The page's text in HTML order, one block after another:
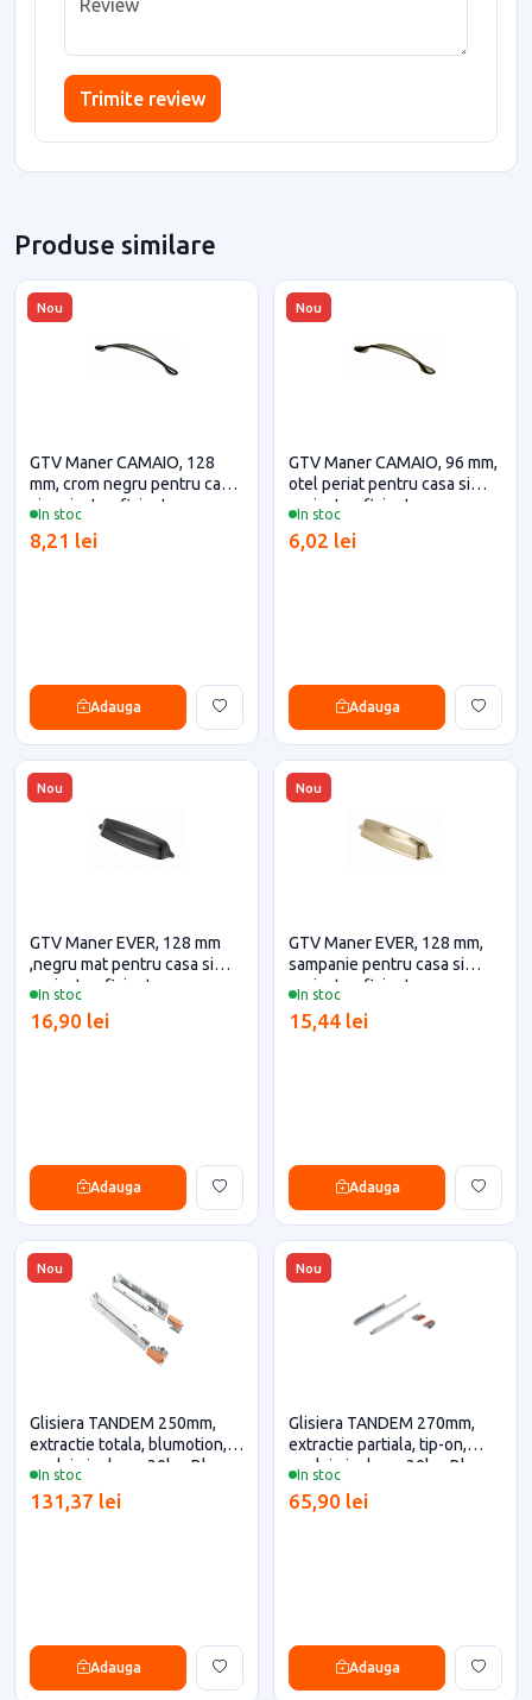
Trimite review
Produse similare
Nou
In stoc
GTV Maner CAMAIO, 128
mm, crom negru pentru casa
si proiecte eficiente
8,21 lei
Adauga
Nou
In stoc
GTV Maner CAMAIO, 96 mm,
otel periat pentru casa si
proiecte eficiente
6,02 lei
Adauga
Nou
In stoc
GTV Maner EVER, 128 mm
,negru mat pentru casa si
proiecte eficiente
16,90 lei
Adauga
Nou
In stoc
GTV Maner EVER, 128 mm,
sampanie pentru casa si
proiecte eficiente
15,44 lei
Adauga
Nou
In stoc
Glisiera TANDEM 250mm,
extractie totala, blumotion,
cuplaje incluse, 30kg, Blum
eficiente
131,37 lei
Adauga
Nou
In stoc
Glisiera TANDEM 270mm,
extractie partiala, tip-on,
cuplaje incluse, 30kg, Blum
eficiente
65,90 lei
Adauga